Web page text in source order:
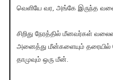
வெளியே வர, அங்கே இருந்த
சிறிது நேரத்தில் மீனவர்கள்
அனைத்து மீன்களையும் தரையில்
தாமுவும் ஒரு மீன்.